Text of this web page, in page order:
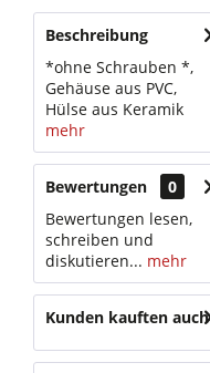
Beschreibung
*ohne Schrauben *,
Gehäuse aus PVC,
Hülse aus Keramik
mehr
Bewertungen
0
Bewertungen lesen,
schreiben und
diskutieren... mehr
Kunden kauften auch